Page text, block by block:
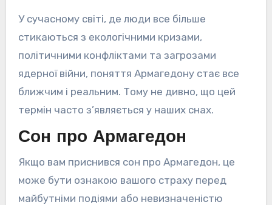
У сучасному світі, де люди все більше
стикаються з екологічними кризами,
політичними конфліктами та загрозами
ядерної війни, поняття Армагедону стає все
ближчим і реальним. Тому не дивно, що цей
термін часто з’являється у наших снах.
Сон про Армагедон
Якщо вам приснився сон про Армагедон, це
може бути ознакою вашого страху перед
майбутніми подіями або невизначеністю